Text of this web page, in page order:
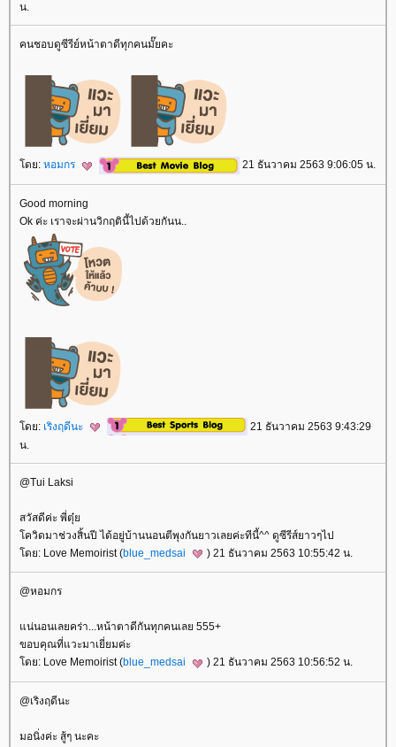
น.
คนชอบดูซีรีย์หน้าตาดีทุกคนมั๊ยคะ
โดย: หอมกร 21 ธันวาคม 2563 9:06:05 น.
Good morning
Ok ค่ะ เราจะผ่านวิกฤตินี้ไปด้วยกันน..
โดย: เริงฤดีนะ
21 ธันวาคม 2563 9:43:29
น.
@Tui Laksi
สวัสดีค่ะ พี่ตุ๋ย
โควิดมาช่วงสิ้นปี ได้อยู่บ้านนอนตีพุงกันยาวเลยค่ะทีนี้^^ ดูซีรีส์ยาวๆไป
โดย: Love Memoirist (blue_medsai ) 21 ธันวาคม 2563 10:55:42 น.
@หอมกร
แน่นอนเลยคร่า...หน้าตาดีกันทุกคนเลย 555+
ขอบคุณที่แวะมาเยี่ยมค่ะ
โดย: Love Memoirist (blue_medsai ) 21 ธันวาคม 2563 10:56:52 น.
@เริงฤดีนะ
มอนิ่งค่ะ สู้ๆ นะคะ